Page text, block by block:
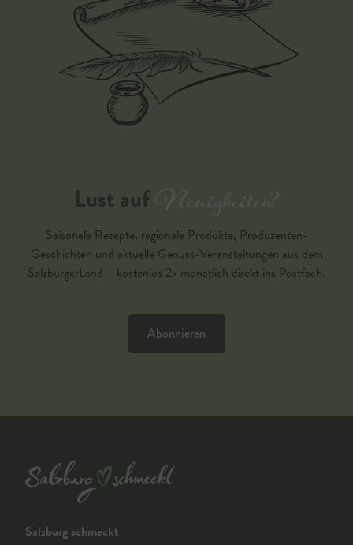
Lust aufNeuigkeiten?
Saisonale Rezepte, regionale Produkte, Produzenten-
Geschichten und aktuelle Genuss-Veranstaltungen aus dem
SalzburgerLand – kostenlos 2x monatlich direkt ins Postfach.
Abonnieren
Salzburg schmeckt